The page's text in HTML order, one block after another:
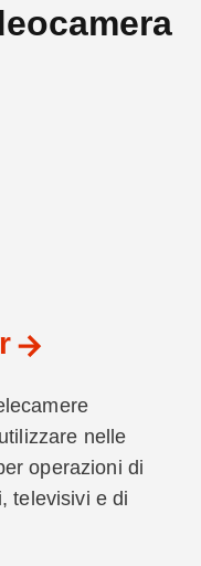
nelle
operazioni di
televisivi e di